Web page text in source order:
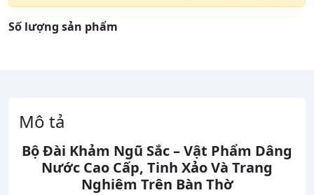
Số lượng sản phẩm
Mô tả
Bộ Đài Khảm Ngũ Sắc – Vật Phẩm Dâng
Nước Cao Cấp, Tinh Xảo Và Trang
Nghiêm Trên Bàn Thờ